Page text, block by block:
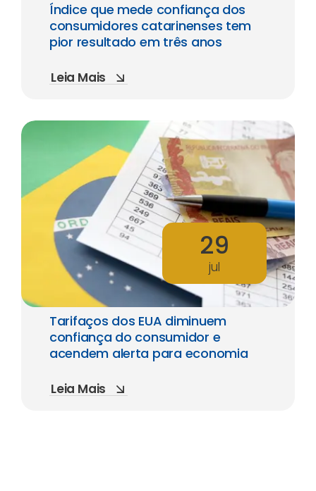
Índice que mede confiança dos
consumidores catarinenses tem
pior resultado em três anos
Leia Mais
29
jul
Tarifaços dos EUA diminuem
confiança do consumidor e
acendem alerta para economia
Leia Mais